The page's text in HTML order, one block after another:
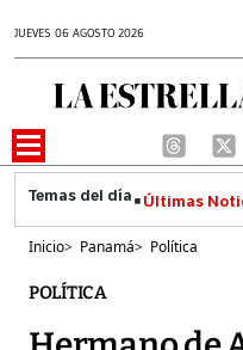
JUEVES 06 AGOSTO 2026
Últimas
Inicio> Panamá> Política
POLÍTICA